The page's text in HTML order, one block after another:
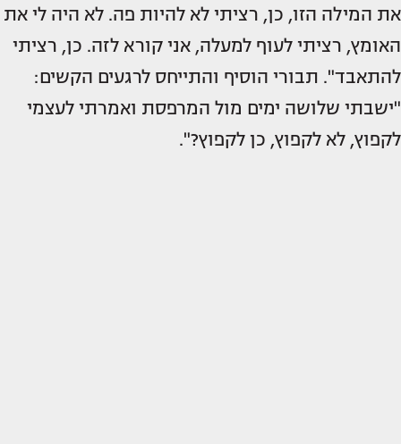
את המילה הזו, כן, רציתי לא להיות פה. לא היה לי את
האומץ, רציתי לעוף למעלה, אני קורא לזה. כן, רציתי
להתאבד". תבורי הוסיף והתייחס לרגעים הקשים:
"ישבתי שלושה ימים מול המרפסת ואמרתי לעצמי
לקפוץ, לא לקפוץ, כן לקפוץ?".